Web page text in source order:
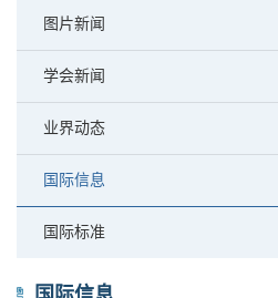
图片新闻
学会新闻
业界动态
国际信息
国际标准